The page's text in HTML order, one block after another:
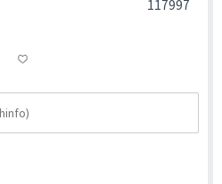
117997